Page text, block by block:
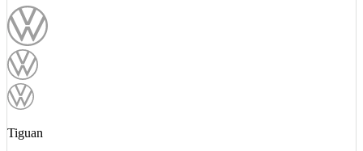
Tiguan